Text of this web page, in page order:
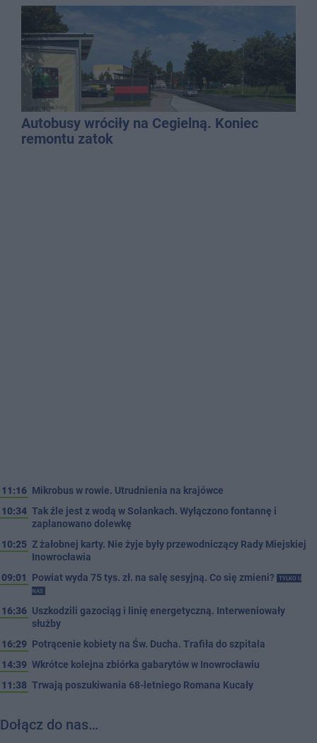
Autobusy wróciły na Cegielną. Koniec
remontu zatok
11:16 Mikrobus w rowie. Utrudnienia na krajówce
10:34 Tak źle jest z wodą w Solankach. Wyłączono fontannę i
zaplanowano dolewkę
10:25 Z żałobnej karty. Nie żyje były przewodniczący Rady Miejskiej
Inowrocławia
09:01
Powiat wyda 75 tys. zł. na salę sesyjną. Co się zmieni?
TYLKO U
NAS
16:36 Uszkodzili gazociąg i linię energetyczną. Interweniowały
służby
16:29 Potrącenie kobiety na Św. Ducha. Trafiła do szpitala
14:39 Wkrótce kolejna zbiórka gabarytów w Inowrocławiu
11:38 Trwają poszukiwania 68-letniego Romana Kucały
Dołącz do nas…